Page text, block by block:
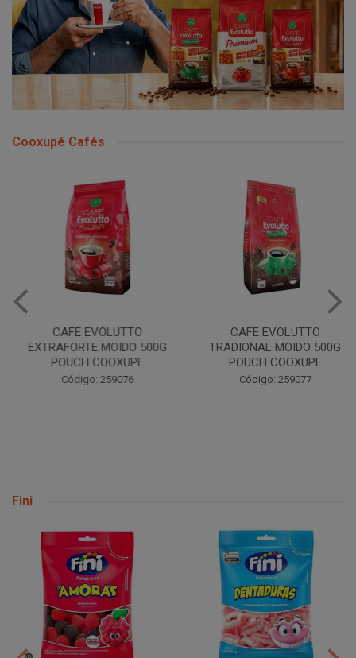
Cooxupé Cafés
CAFE EVOLUTTO
EXTRAFORTE MOIDO 500G
POUCH COOXUPE
Código: 259076
CAFE EVOLUTTO
TRADIONAL MOIDO 500G
POUCH COOXUPE
Código: 259077
Fini